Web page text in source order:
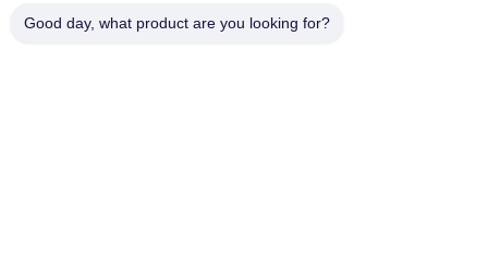
O Nas
Good day, what product are you looking for?